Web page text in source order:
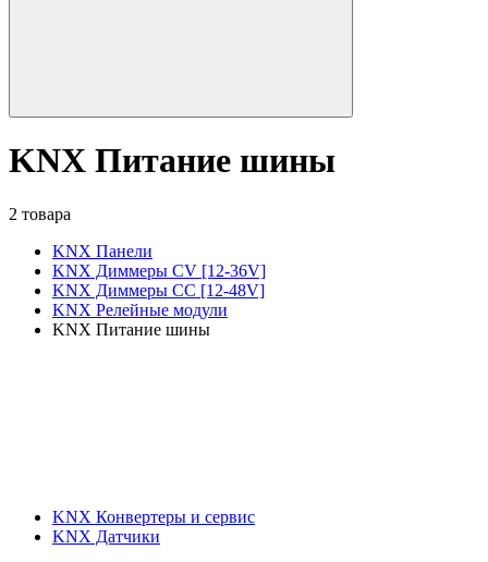
KNX Питание шины
2 товара
KNX Панели
KNX Диммеры CV [12-36V]
KNX Диммеры CC [12-48V]
KNX Релейные модули
KNX Питание шины
KNX Конвертеры и сервис
KNX Датчики